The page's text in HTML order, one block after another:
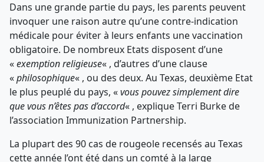
Dans une grande partie du pays, les parents peuvent
invoquer une raison autre qu’une contre-indication
médicale pour éviter à leurs enfants une vaccination
obligatoire. De nombreux Etats disposent d’une
«exemption religieuse« , d’autres d’une clause
«philosophique« , ou des deux. Au Texas, deuxième Etat
le plus peuplé du pays, «vous pouvez simplement dire
que vous n’êtes pas d’accord« , explique Terri Burke de
l’association Immunization Partnership.
La plupart des 90 cas de rougeole recensés au Texas
cette année l’ont été dans un comté à la large